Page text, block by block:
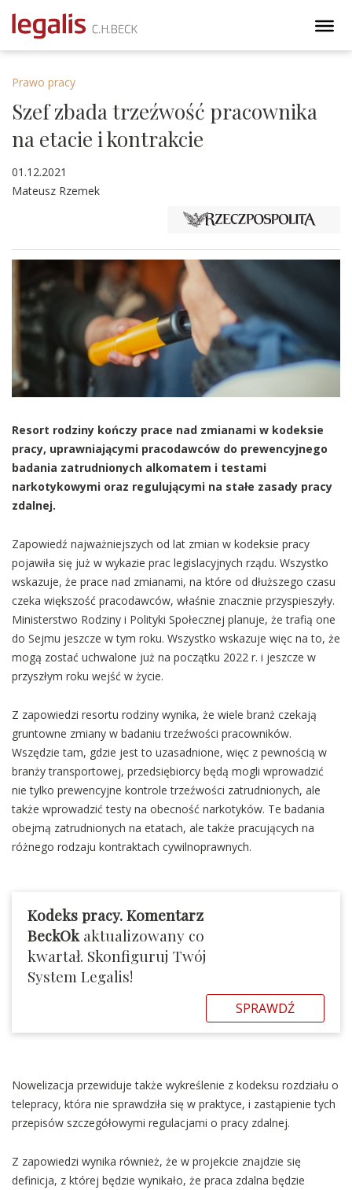
Prawo pracy
Szef zbada trzeźwość pracownika
na etacie i kontrakcie
01.12.2021
Mateusz Rzemek
Resort rodziny kończy prace nad zmianami w kodeksie
pracy, uprawniającymi pracodawców do prewencyjnego
badania zatrudnionych alkomatem i testami
narkotykowymi oraz regulującymi na stałe zasady pracy
zdalnej.
Zapowiedź najważniejszych od lat zmian w kodeksie pracy
pojawiła się już w wykazie prac legislacyjnych rządu. Wszystko
wskazuje, że prace nad zmianami, na które od dłuższego czasu
czeka większość pracodawców, właśnie znacznie przyspieszyły.
Ministerstwo Rodziny i Polityki Społecznej planuje, że trafią one
do Sejmu jeszcze w tym roku. Wszystko wskazuje więc na to, że
mogą zostać uchwalone już na początku 2022 r. i jeszcze w
przyszłym roku wejść w życie.
Z zapowiedzi resortu rodziny wynika, że wiele branż czekają
gruntowne zmiany w badaniu trzeźwości pracowników.
Wszędzie tam, gdzie jest to uzasadnione, więc z pewnością w
branży transportowej, przedsiębiorcy będą mogli wprowadzić
nie tylko prewencyjne kontrole trzeźwości zatrudnionych, ale
także wprowadzić testy na obecność narkotyków. Te badania
obejmą zatrudnionych na etatach, ale także pracujących na
różnego rodzaju kontraktach cywilnoprawnych.
Kodeks pracy. Komentarz
BeckOk aktualizowany co
kwartał. Skonfiguruj Twój
System Legalis!
SPRAWDŹ
Nowelizacja przewiduje także wykreślenie z kodeksu rozdziału o
telepracy, która nie sprawdziła się w praktyce, i zastąpienie tych
przepisów szczegółowymi regulacjami o pracy zdalnej.
Z zapowiedzi wynika również, że w projekcie znajdzie się
definicja, z której będzie wynikało, że praca zdalna będzie